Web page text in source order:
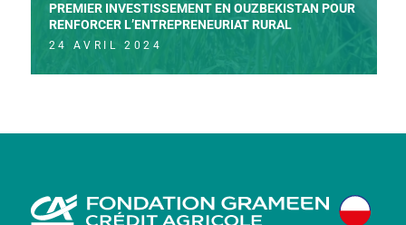
PREMIER INVESTISSEMENT EN OUZBEKISTAN POUR
RENFORCER L’ENTREPRENEURIAT RURAL
24 AVRIL 2024